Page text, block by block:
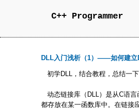
C++ Programmer
DLL入门浅析（1）——如何建立
初学DLL，结合教程，总结一
动态链接库（DLL）是从C语
都存放在某一函数库中。在链接